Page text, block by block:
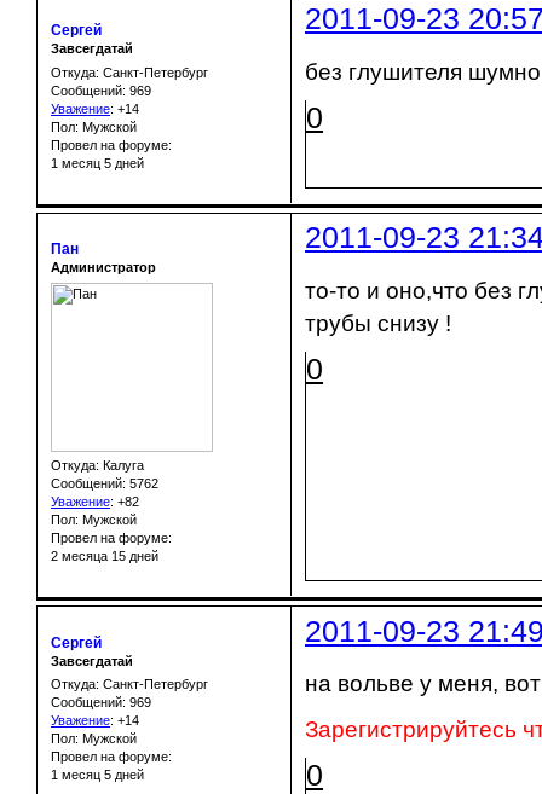
2011-09-23
Сергей
Завсегдатай
Откуда: Санкт-Петербург
Сообщений: 969
Уважение: +14
Пол: Мужской
Провел на форуме:
1 месяц 5 дней
без глушителя
0
2011-09-23
Пан
Администратор
Откуда: Калуга
Сообщений: 5762
Уважение: +82
Пол: Мужской
Провел на форуме:
2 месяца 15 дней
то-то и оно,что без
трубы снизу !
0
2011-09-23
Сергей
Завсегдатай
Откуда: Санкт-Петербург
Сообщений: 969
Уважение: +14
Пол: Мужской
Провел на форуме:
1 месяц 5 дней
на вольве у меня,
Зарегистрируйтесь
0